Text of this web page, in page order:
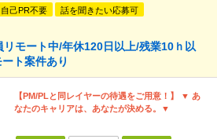
自己PR不要 話を聞きたい応募可
リモート中/年休120日以上/残業10ｈ以
ト案件あり
【PM/PLと同レイヤーの待遇をご用意！】 ▼ あ
なたのキャリアは、あなたが決める。▼